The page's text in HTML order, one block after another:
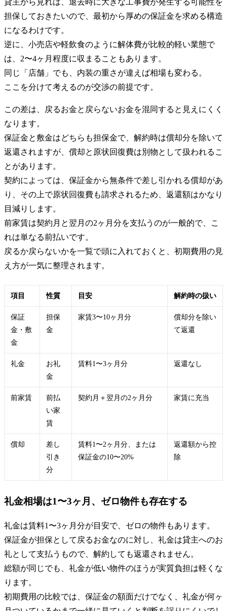
担保しておきたいので、最初から厚めの保証金を求める構造
になるわけです。
逆に、小売店や軽飲食のように解体費が比較的軽い業態で
は、2〜4ヶ月程度に収まることもあります。
同じ「店舗」でも、内装の重さが違えば相場も変わる。
ここを分けて考えるのが交渉の前提です。
この差は、戻るお金と戻らないお金を混同すると見えにくく
なります。
保証金と敷金はどちらも担保金で、解約時は償却分を除いて
返還されますが、償却と原状回復費は別物として扱われるこ
とがあります。
契約によっては、保証金から無条件で差し引かれる償却があ
り、その上で原状回復費も請求されるため、返還額はかなり
目減りします。
前家賃は契約月と翌月の2ヶ月分を支払うのが一般的で、こ
れは単なる前払いです。
戻るか戻らないかを一覧で頭に入れておくと、初期費用の見
え方が一気に整理されます。
項目 性質 目安 解約時の扱い
保証
金・敷
金
担保
金
家賃3〜10ヶ月分
償却分を除い
て返還
礼金
お礼
金
賃料1〜3ヶ月分 返還なし
前家賃
前払
い家
賃
契約月＋翌月の2ヶ月分 家賃に充当
償却
差し
引き
分
賃料1〜2ヶ月分、または
保証金の10〜20%
返還額から控
除
礼金相場は1〜3ヶ月、ゼロ物件も存在する
礼金は賃料1〜3ヶ月分が目安で、ゼロの物件もあります。
保証金が担保として戻るお金なのに対し、礼金は貸主へのお
礼として支払うもので、解約しても返還されません。
総額が同じでも、礼金が低い物件のほうが実質負担は軽くな
ります。
初期費用の比較では、保証金の額面だけでなく、礼金が何ヶ